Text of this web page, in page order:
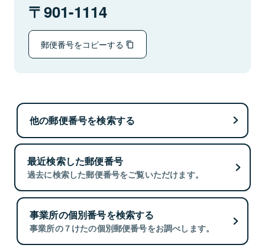
901-1114
郵便番号をコピーする
他の郵便番号を検索する
最近検索した郵便番号
過去に検索した郵便番号をご覧いただけます。
事業所の個別番号を検索する
事業所の７けたの個別郵便番号をお調べします。